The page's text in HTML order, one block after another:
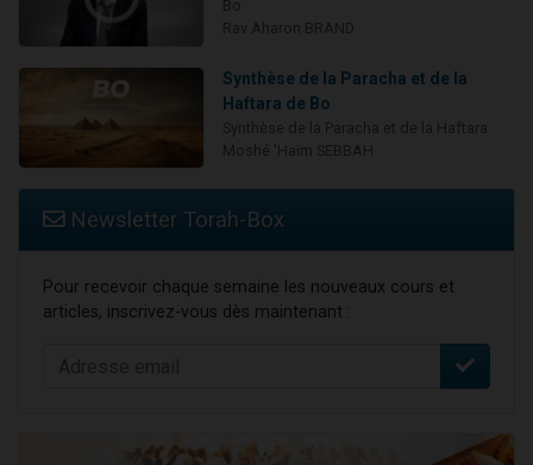
Synthèse de la Paracha et de la
Haftara de Bo
Newsletter Torah-Box
Pour recevoir chaque semaine les nouveaux cours et
articles, inscrivez-vous dès maintenant :